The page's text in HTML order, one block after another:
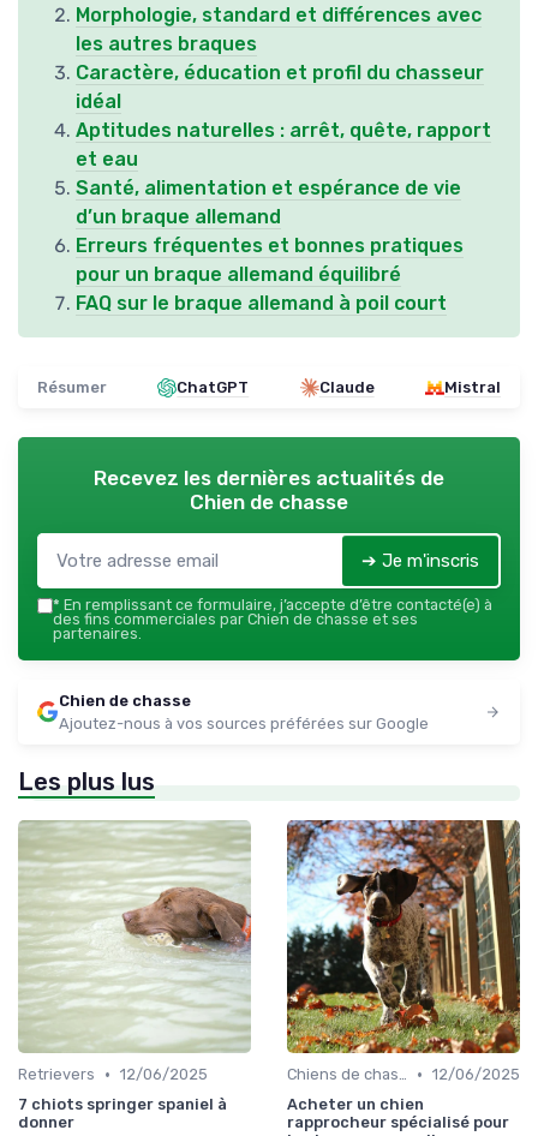
Morphologie, standard et différences avec
les autres braques
Caractère, éducation et profil du chasseur
idéal
Aptitudes naturelles : arrêt, quête, rapport
et eau
Santé, alimentation et espérance de vie
d’un braque allemand
Erreurs fréquentes et bonnes pratiques
pour un braque allemand équilibré
FAQ sur le braque allemand à poil court
Résumer ChatGPT Claude Mistral
Recevez les dernières actualités de
Chien de chasse
➔ Je m'inscris
* En remplissant ce formulaire, j’accepte d’être contacté(e) à
des fins commerciales par Chien de chasse et ses
partenaires.
Chien de chasse
Ajoutez-nous à vos sources préférées sur Google
Les plus lus
Retrievers • 12/06/2025
7 chiots springer spaniel à
donner
Chiens de chasse au sanglier • 12/06/2025
Acheter un chien
rapprocheur spécialisé pour